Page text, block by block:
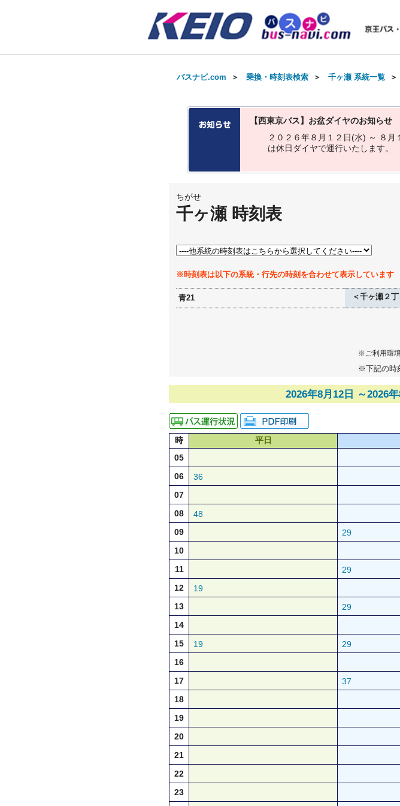
バスナビ.com ＞ 乗換・時刻表検索 ＞ 千ヶ瀬 系統一覧 ＞
【西東京バス】お盆ダイヤのお知らせ
２ ０ ２ ６年８ 月 １ ２ 日(水) ～ ８ 月 １
は休日 ダイヤで運行いた し ます。
ちがせ
千ヶ瀬 時刻表
※時刻表は以下の系統・行先の時刻を合わせて表示しています
青21 ＜千ヶ瀬２
※ご利用環
※下記の時
2026年8月12日 ～2026
時 平日
05
06
36
07
08
48
09
29
10
11
29
12
19
13
29
14
15
19 29
16
17
37
18
19
20
21
22
23